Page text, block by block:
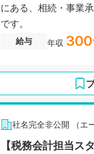
にある、相続・事業
です。
給与 年収
社名完全非公開 （エ
【税務会計担当ス